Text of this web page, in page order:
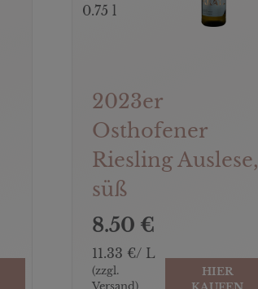
0.75 l
2023er
Osthofener
Riesling Auslese,
süß
8.50 €
11.33 €/ L
(zzgl.
Versand)
HIER